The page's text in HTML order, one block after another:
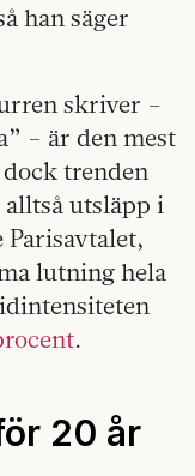
han säger
skriver –
– är den mest
trenden
utsläpp i
lutning hela
.
20 år